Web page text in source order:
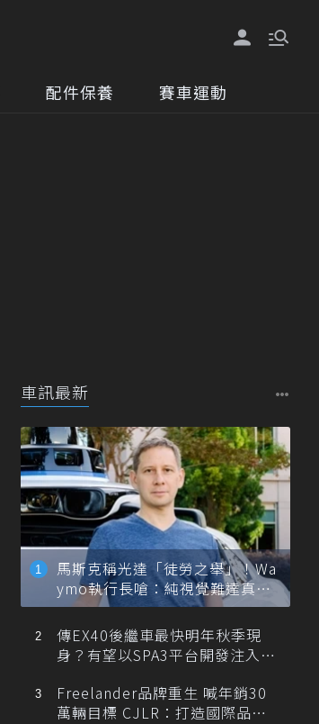
配件保養 賽車運動
車訊最新
馬斯克稱光達「徒勞之舉」！Wa
ymo執行長嗆：純視覺難達真正
自動駕駛
傳EX40後繼車最快明年秋季現
身？有望以SPA3平台開發注入80
Freelander品牌重生 喊年銷30
萬輛目標 CJLR：打造國際品牌